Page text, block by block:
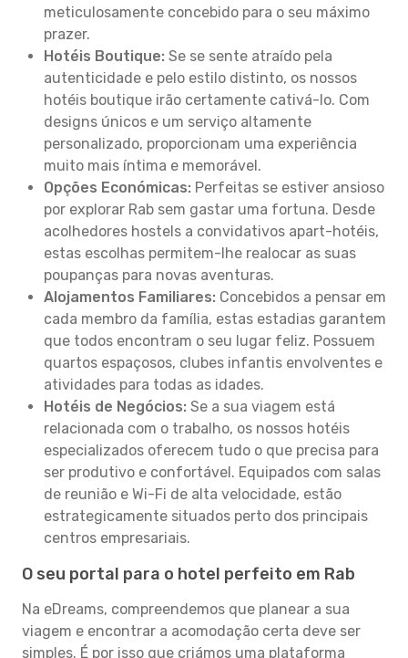
meticulosamente concebido para o seu máximo
prazer.
Hotéis Boutique: Se se sente atraído pela
autenticidade e pelo estilo distinto, os nossos
hotéis boutique irão certamente cativá-lo. Com
designs únicos e um serviço altamente
personalizado, proporcionam uma experiência
muito mais íntima e memorável.
Opções Económicas: Perfeitas se estiver ansioso
por explorar Rab sem gastar uma fortuna. Desde
acolhedores hostels a convidativos apart-hotéis,
estas escolhas permitem-lhe realocar as suas
poupanças para novas aventuras.
Alojamentos Familiares: Concebidos a pensar em
cada membro da família, estas estadias garantem
que todos encontram o seu lugar feliz. Possuem
quartos espaçosos, clubes infantis envolventes e
atividades para todas as idades.
Hotéis de Negócios: Se a sua viagem está
relacionada com o trabalho, os nossos hotéis
especializados oferecem tudo o que precisa para
ser produtivo e confortável. Equipados com salas
de reunião e Wi-Fi de alta velocidade, estão
estrategicamente situados perto dos principais
centros empresariais.
O seu portal para o hotel perfeito em Rab
Na eDreams, compreendemos que planear a sua
viagem e encontrar a acomodação certa deve ser
simples. É por isso que criámos uma plataforma